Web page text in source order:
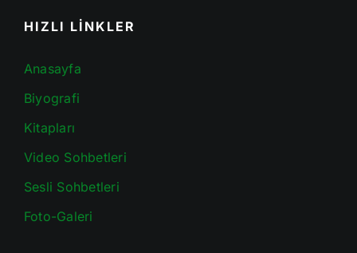
HIZLI LİNKLER
Anasayfa
Biyografi
Kitapları
Video Sohbetleri
Sesli Sohbetleri
Foto-Galeri